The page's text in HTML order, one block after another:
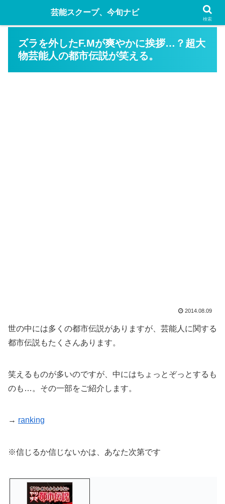
ズラを外したF.Mが爽やかに挨拶…？超大
物芸能人の都市伝説が笑える。
2014.08.09
世の中には多くの都市伝説がありますが、芸能人に関する
都市伝説もたくさんあります。
笑えるものが多いのですが、中にはちょっとぞっとするも
のも…。その一部をご紹介します。
→ ranking
※信じるか信じないかは、あなた次第です
芸能スクープ、今旬ナビ
検索